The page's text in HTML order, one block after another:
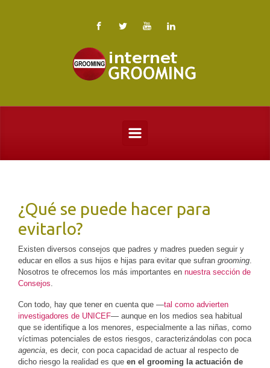
¿Qué se puede hacer para
evitarlo?
Existen diversos consejos que padres y madres pueden seguir y
educar en ellos a sus hijos e hijas para evitar que sufran grooming.
Nosotros te ofrecemos los más importantes en nuestra sección de
Consejos.
Con todo, hay que tener en cuenta que —tal como advierten
investigadores de UNICEF— aunque en los medios sea habitual
que se identifique a los menores, especialmente a las niñas, como
víctimas potenciales de estos riesgos, caracterizándolas con poca
agencia, es decir, con poca capacidad de actuar al respecto de
dicho riesgo la realidad es que en el grooming la actuación de